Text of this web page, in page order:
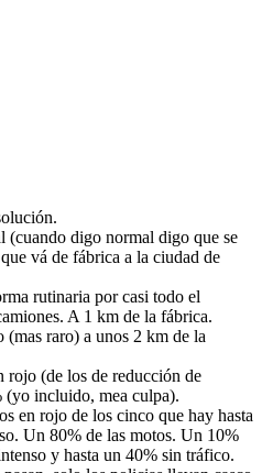
(cuando digo normal digo que se
vá de fábrica a la ciudad de
rutinaria por casi todo el
A 1 km de la fábrica.
(mas raro) a unos 2 km de la
rojo (de los de reducción de
incluido, mea culpa).
en rojo de los cinco que hay hasta
Un 80% de las motos. Un 10%
y hasta un 40% sin tráfico.